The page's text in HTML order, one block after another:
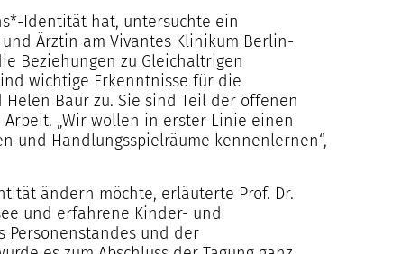
Identität hat, untersuchte ein
Ärztin am Vivantes Klinikum Berlin-
Beziehungen zu Gleichaltrigen
wichtige Erkenntnisse für die
Baur zu. Sie sind Teil der offenen
„Wir wollen in erster Linie einen
und Handlungsspielräume kennenlernen“,
ändern möchte, erläuterte Prof. Dr.
und erfahrene Kinder- und
Personenstandes und der